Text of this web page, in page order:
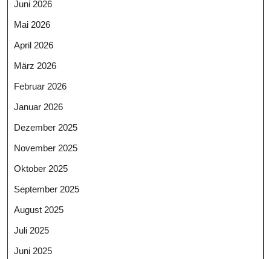
Juni 2026
Mai 2026
April 2026
März 2026
Februar 2026
Januar 2026
Dezember 2025
November 2025
Oktober 2025
September 2025
August 2025
Juli 2025
Juni 2025